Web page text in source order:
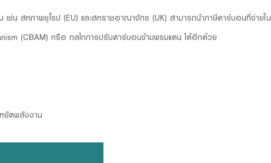
ช่น สหภาพยุโรป (EU) และสหราชอาณาจักร (UK) สามารถนำภาษีคาร์บอนที่จ่ายใน
(CBAM) หรือ กลไกการปรับคาร์บอนข้ามพรมแดน ได้อีกด้วย
ยัดพลังงาน